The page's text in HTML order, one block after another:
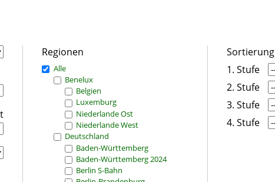
Regionen
Alle
Benelux
Belgien
Luxemburg
Niederlande Ost
Niederlande West
Deutschland
Baden-Württemberg
Baden-Württemberg 2024
Berlin S-Bahn
Sortierung
1. Stufe
2. Stufe
3. Stufe
4. Stufe